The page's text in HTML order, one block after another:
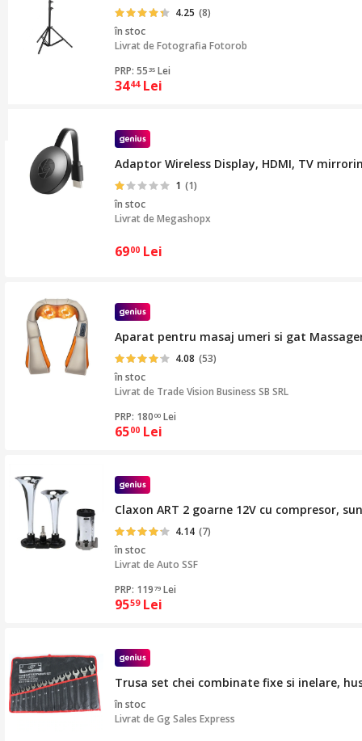
4.25 (8)
în stoc
Livrat deFotografia Fotorob
PRP: 55 35 Lei
3444 Lei
Adaptor Wireless Display, HDMI, TV
1 (1)
în stoc
Livrat deMegashopx
6900 Lei
Aparat pentru masaj umeri si gat
4.08 (53)
în stoc
Livrat de Trade Vision Business SB SRL
PRP: 180 00 Lei
6500 Lei
Claxon ART 2 goarne 12V cu compresor,
4.14 (7)
în stoc
Livrat deAuto SSF
PRP: 119 79 Lei
9559 Lei
Trusa set chei combinate fixe si inelare,
în stoc
Livrat deGg Sales Express